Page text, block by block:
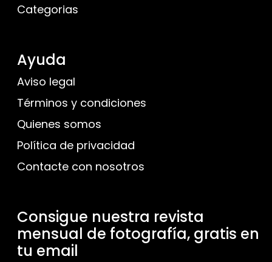
Categorias
Ayuda
Aviso legal
Términos y condiciones
Quienes somos
Política de privacidad
Contacte con nosotros
Consigue nuestra revista
mensual de fotografía, gratis en
tu email